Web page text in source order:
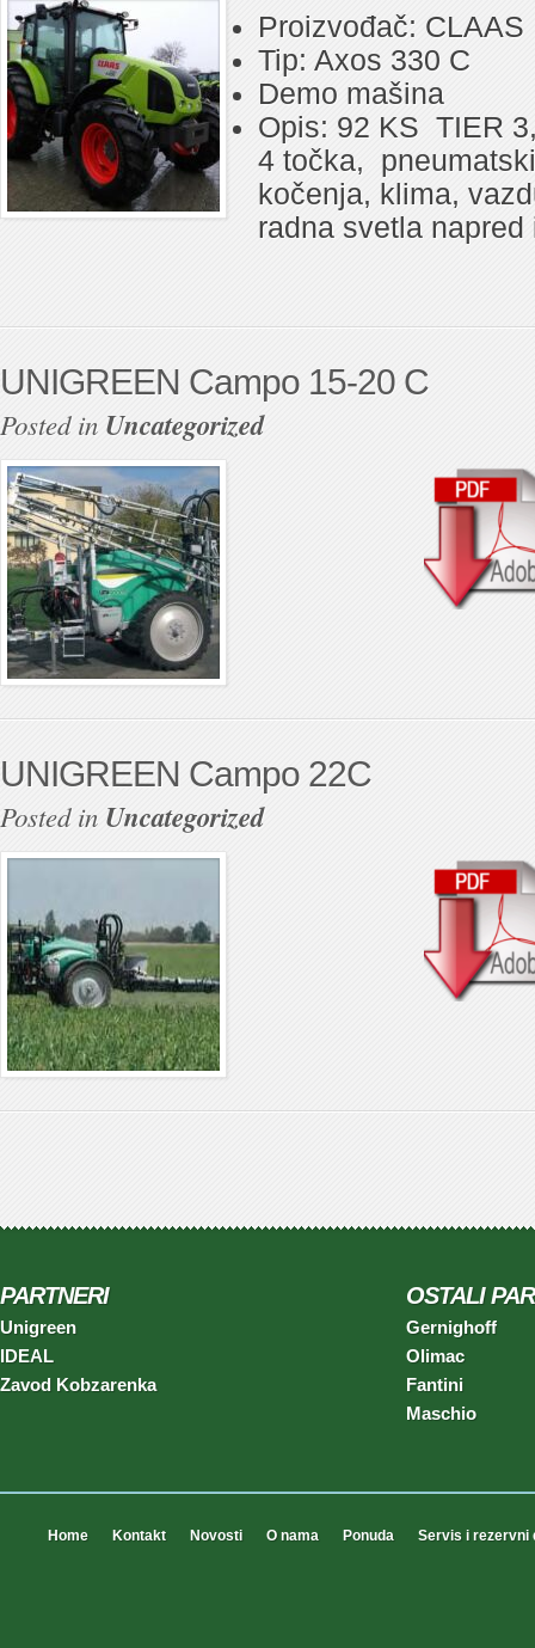
Proizvođač: CLAAS
Tip: Axos 330 C
Demo mašina
Opis: 92 KS TIER
4 točka,
kočenja, klima,
radna svetla napred
UNIGREEN Campo 15-20 C
Posted in Uncategorized
UNIGREEN Campo 22C
Posted in Uncategorized
PARTNERI
Unigreen
IDEAL
Zavod Kobzarenka
OSTALI
Gernighoff
Olimac
Fantini
Maschio
Home Kontakt Novosti O nama Ponuda Servis i rezervni